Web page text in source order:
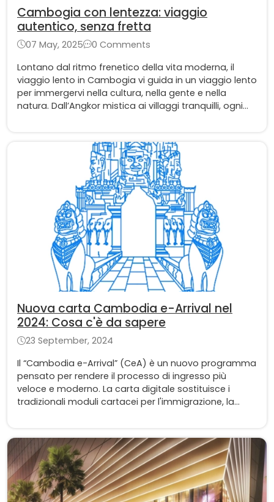
Cambogia con lentezza: viaggio
autentico, senza fretta
07 May, 2025
0 Comments
Lontano dal ritmo frenetico della vita moderna, il
viaggio lento in Cambogia vi guida in un viaggio lento
per immergervi nella cultura, nella gente e nella
natura. Dall’Angkor mistica ai villaggi tranquilli, ogni
Nuova carta Cambodia e-Arrival nel
2024: Cosa c'è da sapere
23 September, 2024
Il “Cambodia e-Arrival” (CeA) è un nuovo programma
pensato per rendere il processo di ingresso più
veloce e moderno. La carta digitale sostituisce i
tradizionali moduli cartacei per l'immigrazione, la